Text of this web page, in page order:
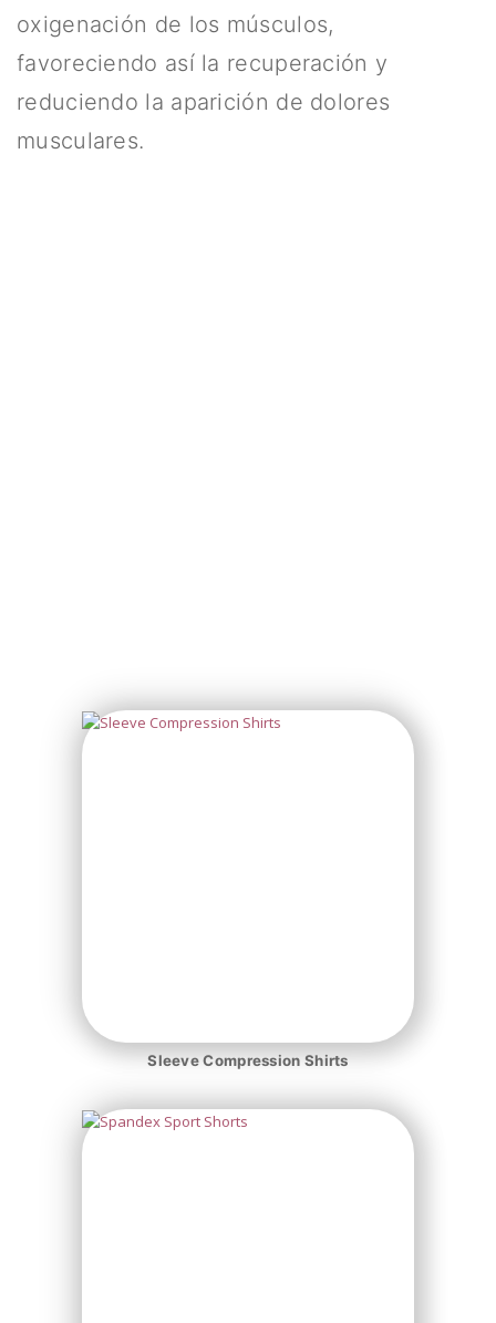
oxigenación de los músculos,
favoreciendo así la recuperación y
reduciendo la aparición de dolores
musculares.
Sleeve Compression Shirts